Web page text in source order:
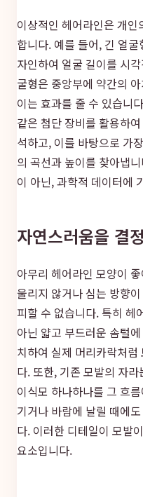
이상적인 헤어라인은 개
합니다. 예를 들어, 긴 얼
자인하여 얼굴 길이를 시
굴형은 중앙부에 약간의
이는 효과를 줄 수 있습니
같은 첨단 장비를 활용하
석하고, 이를 바탕으로 가
의 곡선과 높이를 찾아냅
이 아닌, 과학적 데이터에
자연스러움을 결
아무리 헤어라인 모양이
울리지 않거나 심는 방향
피할 수 없습니다. 특히 헤
아닌 얇고 부드러운 솜털
치하여 실제 머리카락처
다. 또한, 기존 모발의 자
이식모 하나하나를 그 흐
기거나 바람에 날릴 때에
다. 이러한 디테일이 모발
요소입니다.